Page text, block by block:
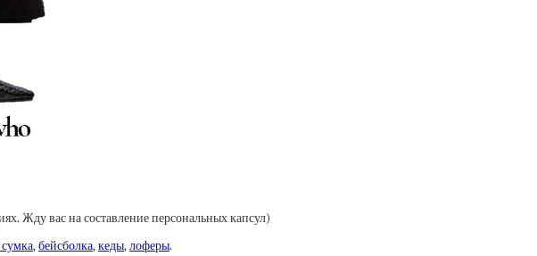
Жду вас на составление персональных капсул)
,бейсболка,кеды,лоферы.